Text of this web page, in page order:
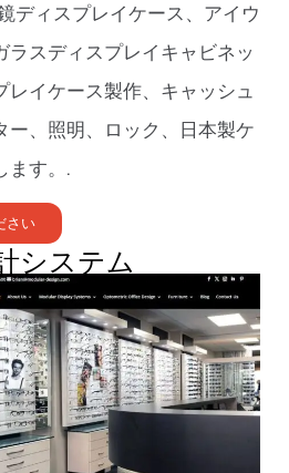
ディスプレイケース、アイウ
ラスディスプレイキャビネッ
レイケース製作、キャッシュ
ー、照明、ロック、日本製ケ
ます。.
さい
システム